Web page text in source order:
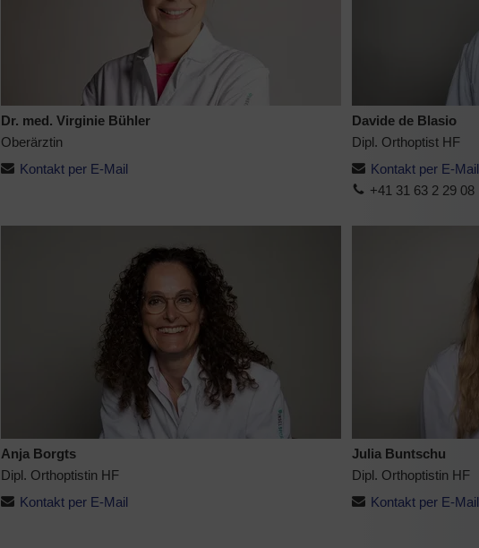
Dr. med. Virginie Bühler
Oberärztin
Kontakt per E-Mail
Davide de Blasio
Dipl. Orthoptist HF
Kontakt per E-Mail
+41 31 63 2 29 08
Anja Borgts
Dipl. Orthoptistin HF
Kontakt per E-Mail
Julia Buntschu
Dipl. Orthoptistin HF
Kontakt per E-Mail